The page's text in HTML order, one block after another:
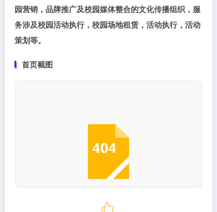
园营销，品牌推广及校园媒体整合的文化传播组织，服
务涉及校园活动执行，校园场地租赁，活动执行，活动
策划等。
首页截图